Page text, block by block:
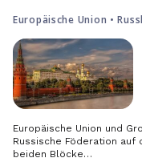
Europäische Union •
Europäische Union und
Russische Föderation auf
beiden Blöcke…